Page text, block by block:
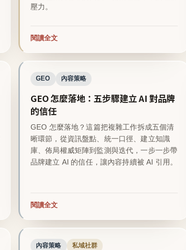
壓力。
閱讀全文
GEO 內容策略
GEO 怎麼落地：五步驟建立 AI 對品牌
的信任
GEO 怎麼落地？這篇把複雜工作拆成五個清
晰環節，從資訊盤點、統一口徑、建立知識
庫、佈局權威矩陣到監測與迭代，一步一步帶
品牌建立 AI 的信任，讓內容持續被 AI 引用。
閱讀全文
內容策略 私域社群